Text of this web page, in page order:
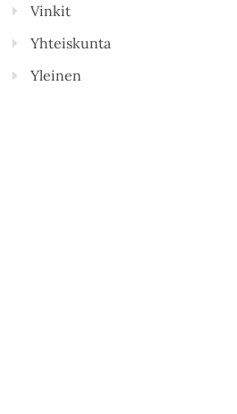
Vinkit
Yhteiskunta
Yleinen